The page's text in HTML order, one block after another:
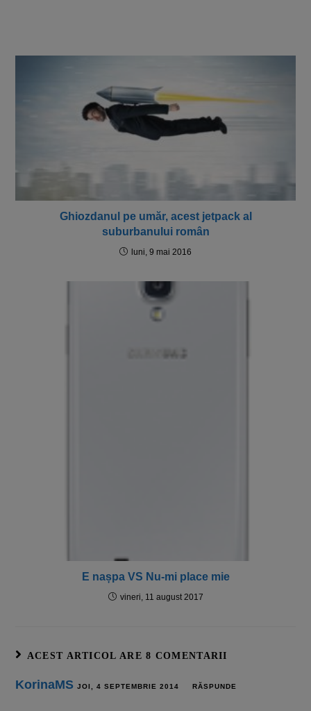
Ghiozdanul pe umăr, acest jetpack al
suburbanului român
luni, 9 mai 2016
E nașpa VS Nu-mi place mie
vineri, 11 august 2017
ACEST ARTICOL ARE 8 COMENTARII
KorinaMS JOI, 4 SEPTEMBRIE 2014 RĂSPUNDE